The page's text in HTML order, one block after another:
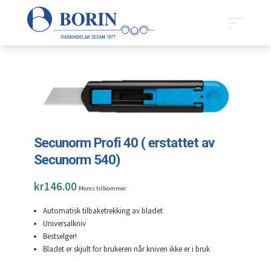
Secunorm Profi 40 ( erstattet av
Secunorm 540)
kr146.00 Moms tillkommer
Automatisk tilbaketrekking av bladet
Universalkniv
Bestselger!
Bladet er skjult for brukeren når kniven ikke er i bruk